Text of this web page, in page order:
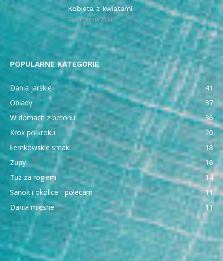
Kobieta z kwiatami
28 września 2014
POPULARNE KATEGORIE
Dania jarskie
41
Obiady
37
W domach z betonu
36
Krok po kroku
20
Łemkowskie smaki
18
Zupy
16
Tuż za rogiem
14
Sanok i okolice - polecam
11
Dania mięsne
11